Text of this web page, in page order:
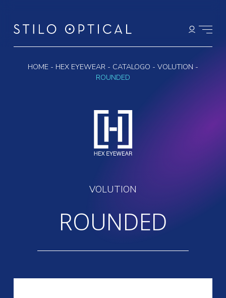
HOME - HEX EYEWEAR - CATALOGO - VOLUTION -
ROUNDED
VOLUTION
ROUNDED